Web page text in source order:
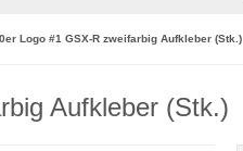
Logo #1 GSX-R zweifarbig Aufkleber (Stk.)
Aufkleber (Stk.)